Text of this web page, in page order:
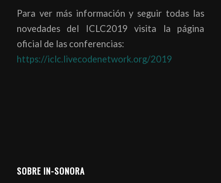
Para ver más información y seguir todas las
novedades del ICLC2019 visita la página
oficial de las conferencias:
https://iclc.livecodenetwork.org/2019
SOBRE IN-SONORA